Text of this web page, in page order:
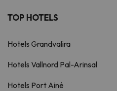
TOP HOTELS
Hotels Grandvalira
Hotels Vallnord Pal-Arinsal
Hotels Port Ainé